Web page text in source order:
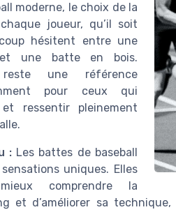
moderne, le choix de la
joueur, qu’il soit
hésitent entre une
une batte en bois.
une référence
pour ceux qui
ressentir pleinement
:Les battes de baseball
uniques. Elles
comprendre la
et d’améliorer sa